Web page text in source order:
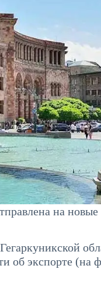
на
об экспорте (на